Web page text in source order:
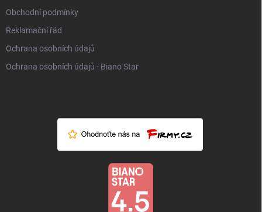
Obchodní podmínky
Reklamační řád
Ochrana osobních údajů
Ochrana osobních údajů - Biano Star